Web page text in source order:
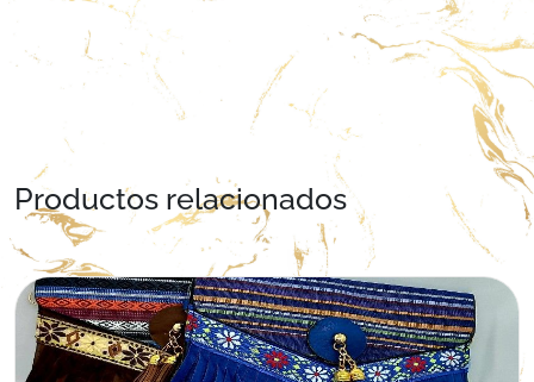
Productos relacionados